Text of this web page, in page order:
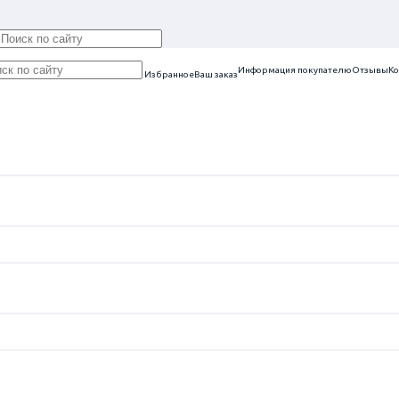
ИзбранноеВаш заказИнформация покупателюОтзывы